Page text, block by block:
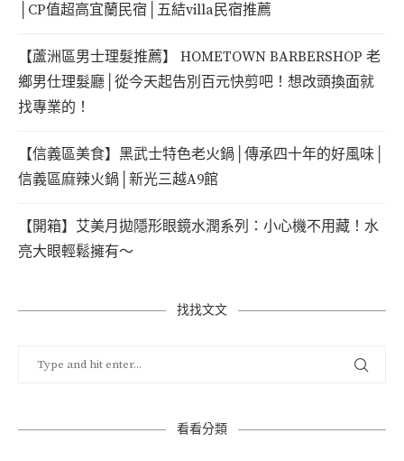
│CP值超高宜蘭民宿│五結villa民宿推薦
【蘆洲區男士理髮推薦】 HOMETOWN BARBERSHOP 老
鄉男仕理髮廳│從今天起告別百元快剪吧！想改頭換面就
找專業的！
【信義區美食】黑武士特色老火鍋│傳承四十年的好風味│
信義區麻辣火鍋│新光三越A9館
【開箱】艾美月拋隱形眼鏡水潤系列：小心機不用藏！水
亮大眼輕鬆擁有～
找找文文
看看分類